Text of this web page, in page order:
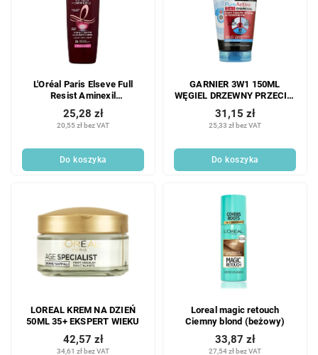
L'Oréal Paris Elseve Full
Resist Aminexil
Strengthening szampon
wzmacniający 400 ml
20,55 zł bez VAT
25,28 zł
Do koszyka
GARNIER 3W1 150ML
WĘGIEL DRZEWNY PRZECIW
CZARNYM PUNKTOM
25,33 zł bez VAT
31,15 zł
Do koszyka
LOREAL KREM NA DZIEŃ
50ML 35+ EKSPERT WIEKU
34,61 zł bez VAT
42,57 zł
Loreal magic retouch
Ciemny blond (beżowy)
27,54 zł bez VAT
33,87 zł